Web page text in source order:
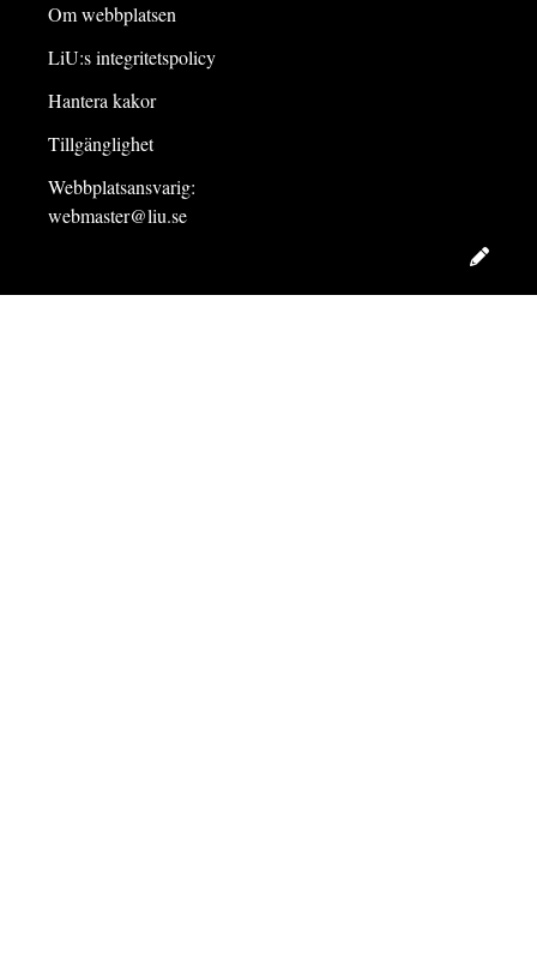
Om webbplatsen
LiU:s integritetspolicy
Hantera kakor
Tillgänglighet
Webbplatsansvarig:
webmaster@liu.se